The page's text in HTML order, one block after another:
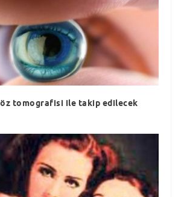
tomografisi ile takip edilecek